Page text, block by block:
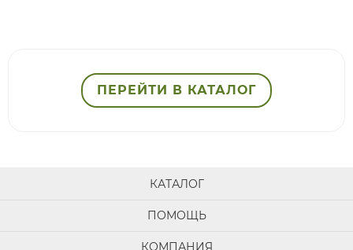
ПЕРЕЙТИ В КАТАЛОГ
КАТАЛОГ
ПОМОЩЬ
КОМПАНИЯ